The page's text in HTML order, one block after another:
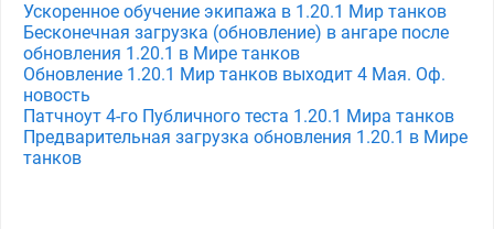
Ускоренное обучение экипажа в 1.20.1 Мир танков
Бесконечная загрузка (обновление) в ангаре после
обновления 1.20.1 в Мире танков
Обновление 1.20.1 Мир танков выходит 4 Мая. Оф.
новость
Патчноут 4-го Публичного теста 1.20.1 Мира танков
Предварительная загрузка обновления 1.20.1 в Мире
танков